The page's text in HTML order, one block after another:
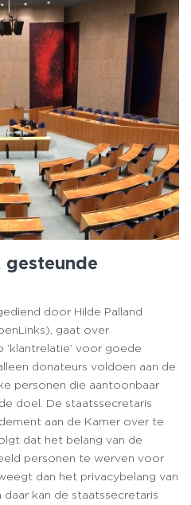
gesteunde
door Hilde Palland
gaat over
voor goede
donateurs voldoen aan de
personen die aantoonbaar
doel. De staatssecretaris
aan de Kamer over te
dat het belang van de
personen te werven voor
dan het privacybelang van
kan de staatssecretaris